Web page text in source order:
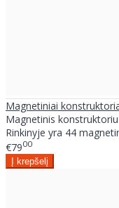
Magnetiniai
Magnetinis
Rinkinyje yra 44
€7900